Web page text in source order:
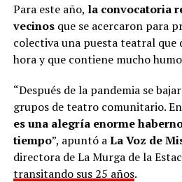
Para este año, la convocatoria
vecinosque se acercaron para
colectiva una puesta teatral que
hora y que contiene mucho
“Después de la pandemia se
grupos de teatro comunitario.
es una alegría enorme
tiempo”, apuntó aLa Voz de
directora de La Murga de la
transitando sus 25 años.